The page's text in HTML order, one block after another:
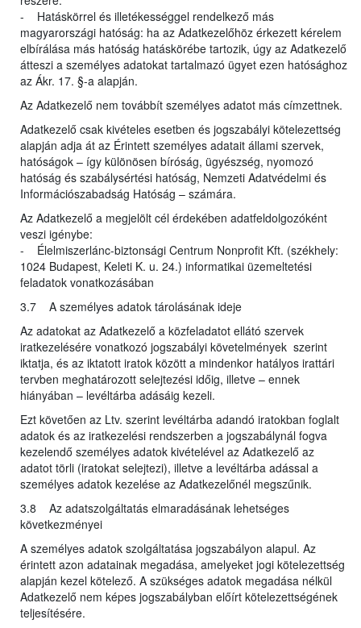
- Hatáskörrel és illetékességgel rendelkező más
magyarországi hatóság: ha az Adatkezelőhöz érkezett kérelem
elbírálása más hatóság hatáskörébe tartozik, úgy az Adatkezelő
átteszi a személyes adatokat tartalmazó ügyet ezen hatósághoz
az Ákr. 17. §-a alapján.
Az Adatkezelő nem továbbít személyes adatot más címzettnek.
Adatkezelő csak kivételes esetben és jogszabályi kötelezettség
alapján adja át az Érintett személyes adatait állami szervek,
hatóságok – így különösen bíróság, ügyészség, nyomozó
hatóság és szabálysértési hatóság, Nemzeti Adatvédelmi és
Információszabadság Hatóság – számára.
Az Adatkezelő a megjelölt cél érdekében adatfeldolgozóként
veszi igénybe:
- Élelmiszerlánc-biztonsági Centrum Nonprofit Kft. (székhely:
1024 Budapest, Keleti K. u. 24.) informatikai üzemeltetési
feladatok vonatkozásában
3.7 A személyes adatok tárolásának ideje
Az adatokat az Adatkezelő a közfeladatot ellátó szervek
iratkezelésére vonatkozó jogszabályi követelmények szerint
iktatja, és az iktatott iratok között a mindenkor hatályos irattári
tervben meghatározott selejtezési időig, illetve – ennek
hiányában – levéltárba adásáig kezeli.
Ezt követően az Ltv. szerint levéltárba adandó iratokban foglalt
adatok és az iratkezelési rendszerben a jogszabálynál fogva
kezelendő személyes adatok kivételével az Adatkezelő az
adatot törli (iratokat selejtezi), illetve a levéltárba adással a
személyes adatok kezelése az Adatkezelőnél megszűnik.
3.8 Az adatszolgáltatás elmaradásának lehetséges
következményei
A személyes adatok szolgáltatása jogszabályon alapul. Az
érintett azon adatainak megadása, amelyeket jogi kötelezettség
alapján kezel kötelező. A szükséges adatok megadása nélkül
Adatkezelő nem képes jogszabályban előírt kötelezettségének
teljesítésére.